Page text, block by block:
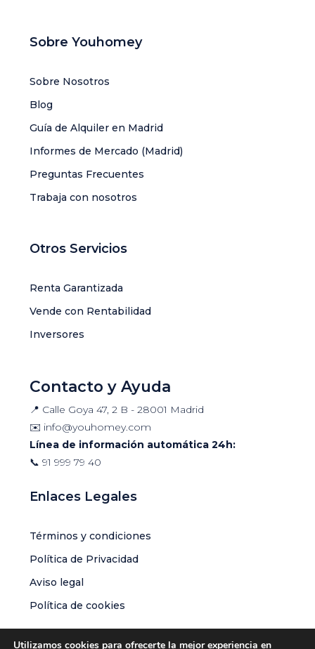
Sobre Youhomey
Sobre Nosotros
Blog
Guía de Alquiler en Madrid
Informes de Mercado (Madrid)
Preguntas Frecuentes
Trabaja con nosotros
Otros Servicios
Renta Garantizada
Vende con Rentabilidad
Inversores
Contacto y Ayuda
📍 Calle Goya 47, 2 B - 28001 Madrid
✉️ info@youhomey.com
Línea de información automática 24h:
📞 91 999 79 40
Enlaces Legales
Términos y condiciones
Política de Privacidad
Aviso legal
Política de cookies
Utilizamos cookies para ofrecerte la mejor experiencia en